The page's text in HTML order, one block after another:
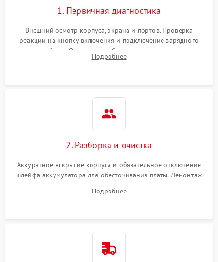
1. Первичная диагностика
Внешний осмотр корпуса, экрана и портов. Проверка
реакции на кнопку включения и подключение зарядного
устройства. Оценка потребления тока с помощью
лабораторного блока питания для локализации проблемы.
Подробнее
2. Разборка и очистка
Аккуратное вскрытие корпуса и обязательное отключение
шлейфа аккумулятора для обесточивания платы. Демонтаж
высохшей термопасты с кристаллов чипов.
Подробнее